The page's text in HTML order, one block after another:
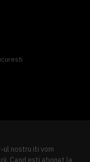
ul nostru iti vom
Cand esti abonat la